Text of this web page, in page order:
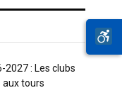
: Les clubs
aux tours